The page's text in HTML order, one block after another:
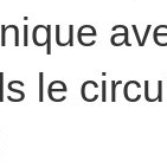
le